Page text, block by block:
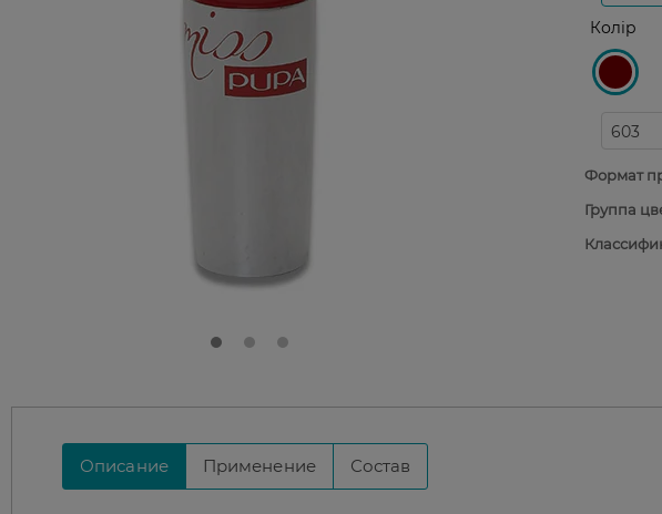
Колір
603
Формат
Группа
Описание Применение Состав